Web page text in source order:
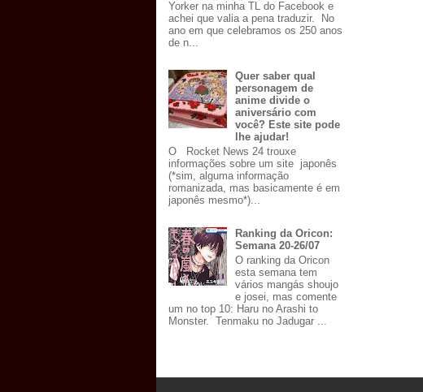
Yorker na minha TL do Facebook e
achei que valia a pena traduzir. No
ano em que celebramos os 250 anos
de n...
Quer saber qual
personagem de
anime divide o
aniversário com
você? Este site pode
lhe ajudar!
O Rocket News 24 trouxe
informações sobre um site japonês
(*sim, alguma informação
romanizada, mas basicamente é em
japonês mesmo*)...
Ranking da Oricon:
Semana 20-26/07
O ranking da Oricon
esta semana tem
vários mangás shoujo
e josei, mas comente
um no top 10: Haru no Arashi to
Monster. Tenmaku no Jadugar ...